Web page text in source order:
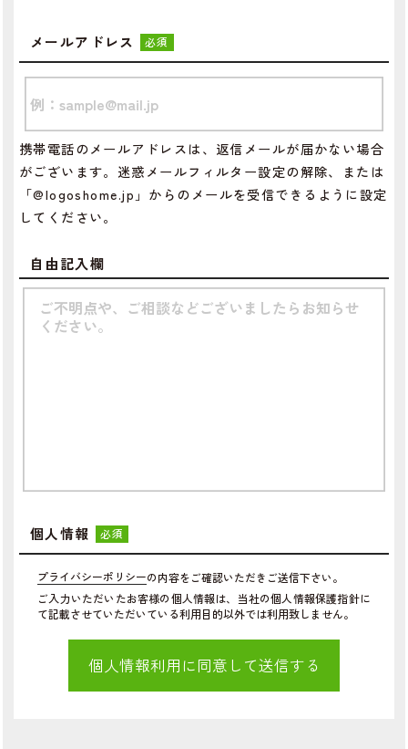
メールアドレス 必須
携帯電話のメールアドレスは、返信メールが届かない場合
がございます。迷惑メールフィルター設定の解除、または
「@logoshome.jp」からのメールを受信できるように設定
してください。
自由記入欄
個人情報 必須
プライバシーポリシーの内容をご確認いただきご送信下さい。
ご入力いただいたお客様の個人情報は、当社の個人情報保護指針に
て記載させていただいている利用目的以外では利用致しません。